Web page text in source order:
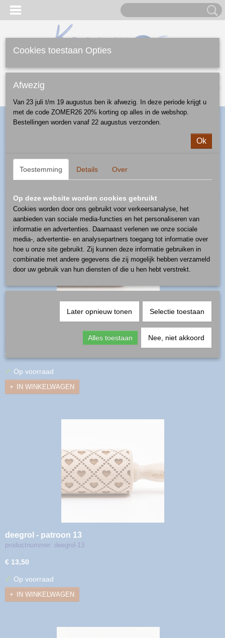
(0)
Home >Webshop>Diversen > deegrollen/stempels
1 2 »
€ 13,50
✓ Op voorraad
IN WINKELWAGEN
deegrol - patroon 13
productnummer: deegrol-13
€ 13,50
✓ Op voorraad
IN WINKELWAGEN
Cookies toestaan Opties
Afwezig
Van 23 juli t/m 19 augustus ben ik afwezig. In deze periode krijgt u
met de code ZOMER26 20% korting op alles in de webshop.
Bestellingen worden vanaf 22 augustus verzonden.
Ok
Toestemming Details Over
Op deze website worden cookies gebruikt
Cookies worden door ons gebruikt voor verkeersanalyse, het
aanbieden van sociale media-functies en het personaliseren van
informatie en advertenties. Daarnaast verlenen we onze sociale
media-, advertentie- en analysepartners toegang tot informatie over
hoe u onze site gebruikt. Zij kunnen deze informatie gebruiken in
combinatie met andere gegevens die zij mogelijk hebben verzameld
door uw gebruik van hun diensten of die u hen hebt verstrekt.
Later opnieuw tonen Selectie toestaan
Alles toestaan Nee, niet akkoord